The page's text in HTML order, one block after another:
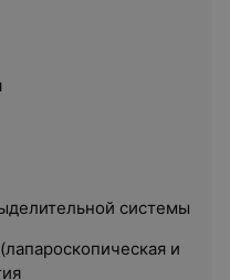
системы
и